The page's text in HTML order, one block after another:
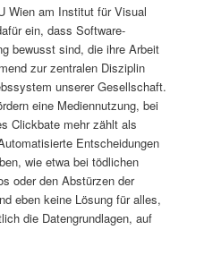
Wien am Institut für Visual
ein, dass Software-
bewusst sind, die ihre Arbeit
zur zentralen Disziplin
unserer Gesellschaft.
eine Mediennutzung, bei
Clickbate mehr zählt als
Entscheidungen
wie etwa bei tödlichen
oder den Abstürzen der
eben keine Lösung für alles,
die Datengrundlagen, auf